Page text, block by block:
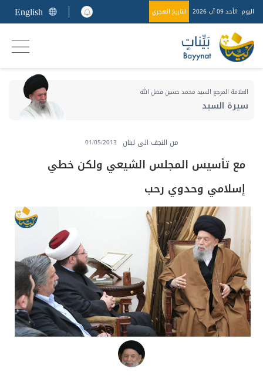
اليوم الأحد 09 آب 2026 التاريخ الهجري English
العلامة المرجع السيد محمد حسين فضل الله
سيرة السيد
من النجف الى لبنان 01/05/2013
مع تأسيس المجلس الشيعي ولكن خطي
إسلامي وحدوي رحب